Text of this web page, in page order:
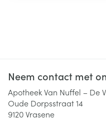
Neem contact met
Apotheek Van Nuffel – De
Oude Dorpsstraat 14
9120Vrasene